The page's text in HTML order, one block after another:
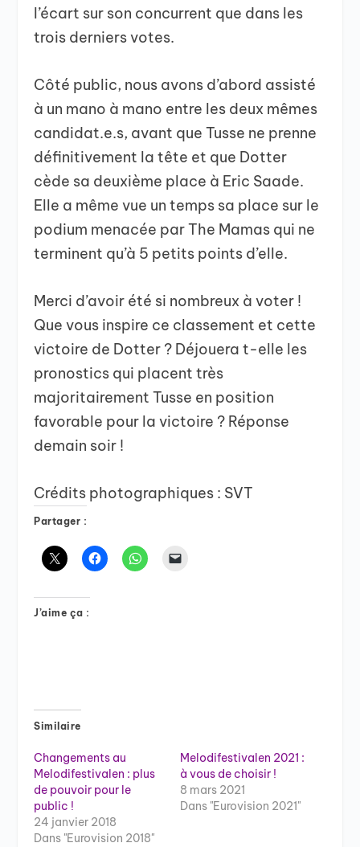
l’écart sur son concurrent que dans les
trois derniers votes.
Côté public, nous avons d’abord assisté
à un mano à mano entre les deux mêmes
candidat.e.s, avant que Tusse ne prenne
définitivement la tête et que Dotter
cède sa deuxième place à Eric Saade.
Elle a même vue un temps sa place sur le
podium menacée par The Mamas qui ne
terminent qu’à 5 petits points d’elle.
Merci d’avoir été si nombreux à voter !
Que vous inspire ce classement et cette
victoire de Dotter ? Déjouera t-elle les
pronostics qui placent très
majoritairement Tusse en position
favorable pour la victoire ? Réponse
demain soir !
Crédits photographiques : SVT
Partager :
J’aime ça :
Similaire
Changements au
Melodifestivalen : plus
de pouvoir pour le
public !
24 janvier 2018
Dans "Eurovision 2018"
Melodifestivalen 2021 :
à vous de choisir !
8 mars 2021
Dans "Eurovision 2021"